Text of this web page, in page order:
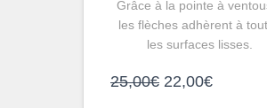
Grâce à la pointe à
les flèches adhèrent à
les surfaces lisses.
25,00€ Le
22,00€Le